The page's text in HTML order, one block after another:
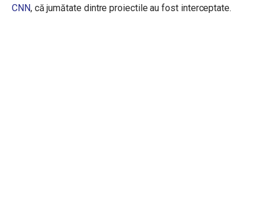
CNN, că jumătate dintre proiectile au fost interceptate.